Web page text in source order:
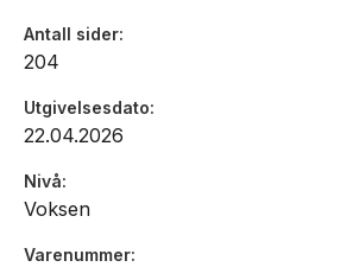
Antall sider
204
Utgivelsesdato
22.04.2026
Nivå
Voksen
Varenummer